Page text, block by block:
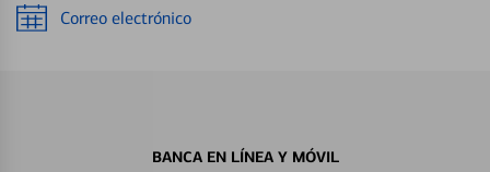
Correo electrónico
BANCA EN LÍNEA Y MÓVIL